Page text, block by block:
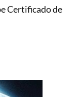
Certificado de